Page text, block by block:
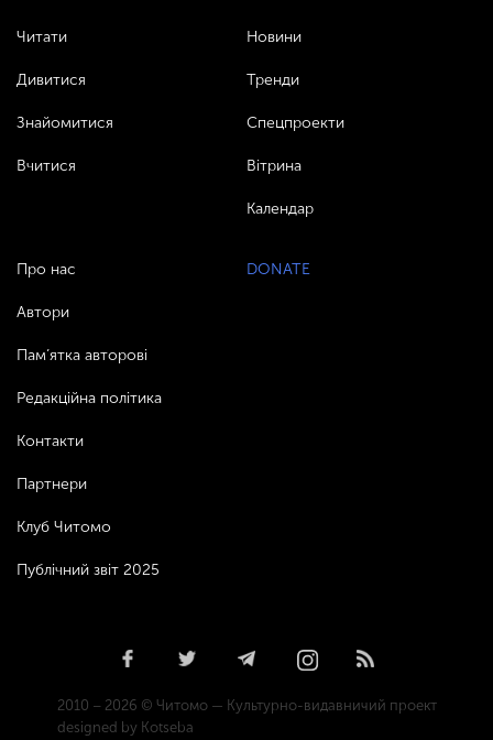
Читати
Дивитися
Знайомитися
Вчитися
Новини
Тренди
Спецпроекти
Вітрина
Календар
Про нас
Автори
Пам’ятка авторові
Редакційна політика
Контакти
Партнери
Клуб Читомо
Публічний звіт 2025
DONATE
2010 – 2026 © Читомо — Культурно-видавничий проект
designed by Kotseba